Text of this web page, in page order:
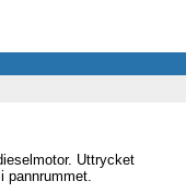
Uttrycket
pannrummet.